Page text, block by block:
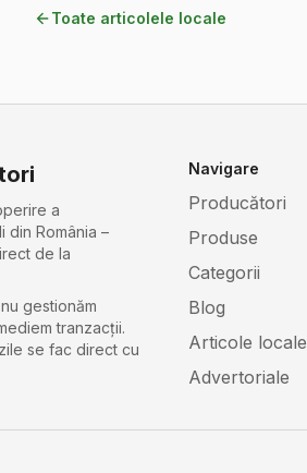
Toate articolele locale
a
din România –
de la
gestionăm
tranzacții.
se fac direct cu
Navigare
Producători
Produse
Categorii
Blog
Articole locale
Advertoriale